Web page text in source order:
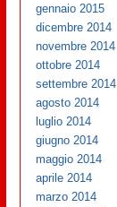
gennaio 2015
dicembre 2014
novembre 2014
ottobre 2014
settembre 2014
agosto 2014
luglio 2014
giugno 2014
maggio 2014
aprile 2014
marzo 2014